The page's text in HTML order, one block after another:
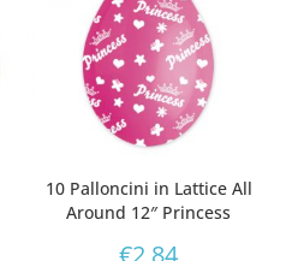
10 Palloncini in Lattice All
Around 12″ Princess